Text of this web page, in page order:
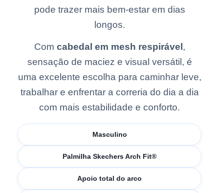
pode trazer mais bem-estar em dias
longos.
Com cabedal em mesh respirável,
sensação de maciez e visual versátil, é
uma excelente escolha para caminhar leve,
trabalhar e enfrentar a correria do dia a dia
com mais estabilidade e conforto.
Masculino
Palmilha Skechers Arch Fit®
Apoio total do arco